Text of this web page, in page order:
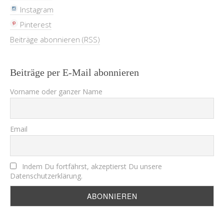
Instagram
Pinterest
Beiträge abonnieren (RSS)
Beiträge per E-Mail abonnieren
Vorname oder ganzer Name
Email
Indem Du fortfährst, akzeptierst Du unsere
Datenschutzerklärung.